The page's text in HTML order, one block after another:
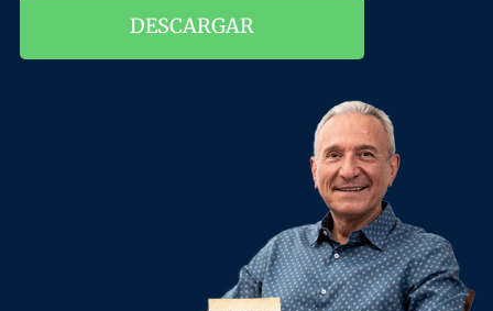
DESCARGAR